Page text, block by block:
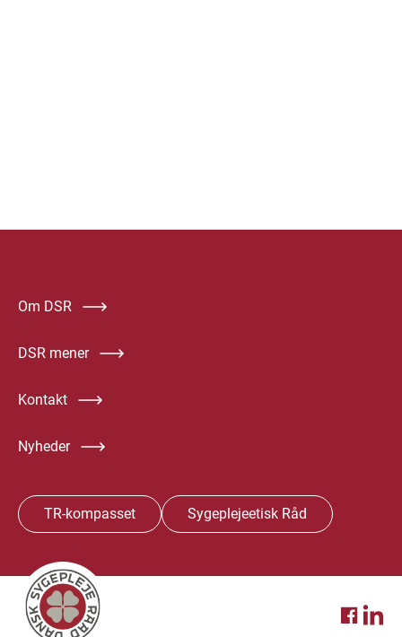
Om DSR
DSR mener
Kontakt
Nyheder
TR-kompasset Sygeplejeetisk Råd